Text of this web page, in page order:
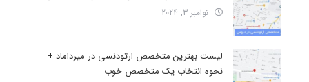
نوامبر 3, 2024
لیست بهترین متخصص ارتودنسی در میرداماد +
نحوه انتخاب یک متخصص خوب